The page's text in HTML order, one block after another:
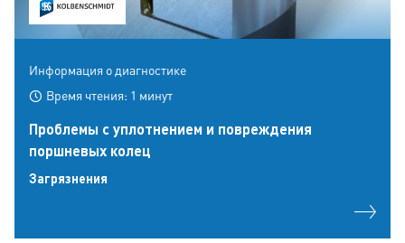
Информация о диагностике
Время чтения: 1 минут
Проблемы с уплотнением и повреждения
поршневых колец
Загрязнения